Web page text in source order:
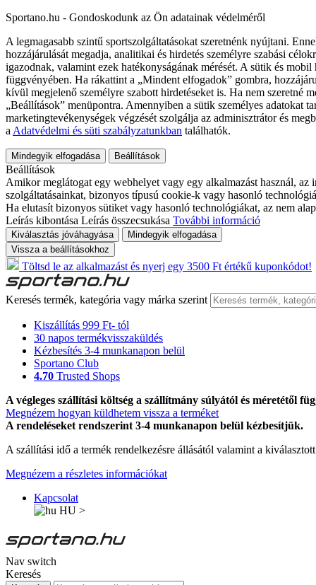
Sportano.hu - Gondoskodunk az Ön adatainak védelméről
A legmagasabb szintű sportszolgáltatásokat szeretnénk nyújtani.
hozzájárulását megadja, analitikai és hirdetés személyre szabási
igazodnak, valamint ezek hatékonyságának mérését. A sütik és
függvényében. Ha rákattint a „Mindent elfogadok” gombra,
kívül megjelenő személyre szabott hirdetéseket is. Ha nem szeretné
„Beállítások” menüpontra. Amennyiben a sütik személyes adatokat
marketingtevékenységek végzését szolgálja az adminisztrátor és
a Adatvédelmi és süti szabályzatunkban találhatók.
Mindegyik elfogadása Beállítások
Beállítások
Amikor meglátogat egy webhelyet vagy egy alkalmazást használ,
szolgáltatásainkat, bizonyos típusú cookie-k vagy hasonló
Ha elutasít bizonyos sütiket vagy hasonló technológiákat, az nem
Leírás kibontása Leírás összecsukása További információ
Kiválasztás jóváhagyása
Mindegyik elfogadása
Vissza a beállításokhoz
Töltsd le az alkalmazást és nyerj egy 3500 Ft értékű kuponkódot!
Keresés termék, kategória vagy márka szerint
Kiszállítás 999 Ft- tól
30 napos termékvisszaküldés
Kézbesítés 3-4 munkanapon belül
Sportano Club
4.70 Trusted Shops
A végleges szállítási költség a szállítmány súlyától és méretétől
Megnézem hogyan küldhetem vissza a terméket
A rendeléseket rendszerint 3-4 munkanapon belül kézbesítjük.
A szállítási idő a termék rendelkezésre állásától valamint a
Megnézem a részletes információkat
Kapcsolat
HU >
Nav switch
Keresés